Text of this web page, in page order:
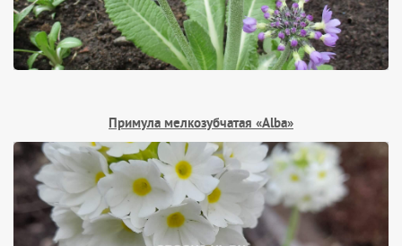
Примула мелкозубчатая «Alba»